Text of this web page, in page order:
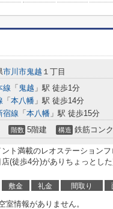
市川市鬼越 １丁目
線 「 鬼越 」駅 徒歩1分
「 本八幡 」駅 徒歩14分
宿線 「 本八幡 」駅 徒歩15分
階数 5階建 構造 鉄筋コン
ト満載のレオステーション
店(徒歩4分)がありちょっとし
敷金 礼金 間取り
室情報がありません。